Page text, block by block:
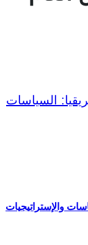
والإستراتيجيات